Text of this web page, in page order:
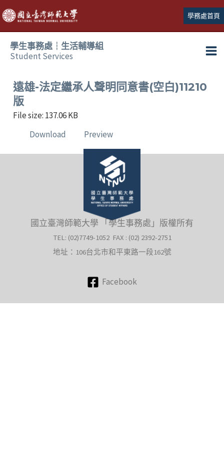
跳
至
主
學務處首頁
學生事務處┆生活輔導組
Student Services
遠雄-法定繼承人聲明同意書(空白)11210
版
File size: 137.06 KB
Download
Preview
國立臺灣師範大學 「學生事務處」版權所有
TEL: (02)7749-1052 FAX : (02) 2392-2751
地址：106台北市和平東路一段162號
Facebook